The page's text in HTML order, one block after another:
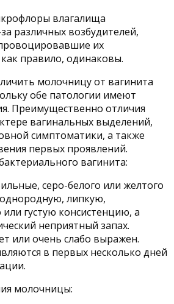
влагалища
различных возбудителей,
их
правило, одинаковы.
молочницу от вагинита
обе патологии имеют
Преимущественно отличия
вагинальных выделений,
симптоматики, а также
первых проявлений.
вагинита:
серо-белого или желтого
липкую,
густую консистенцию, а
неприятный запах.
или очень слабо выражен.
в первых несколько дней
молочницы: